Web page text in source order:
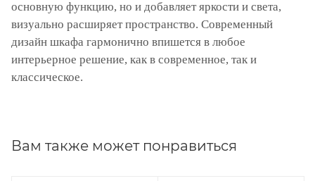
основную функцию, но и добавляет яркости и света,
визуально расширяет пространство. Современный
дизайн шкафа гармонично впишется в любое
интерьерное решение, как в современное, так и
классическое.
Вам также может понравиться